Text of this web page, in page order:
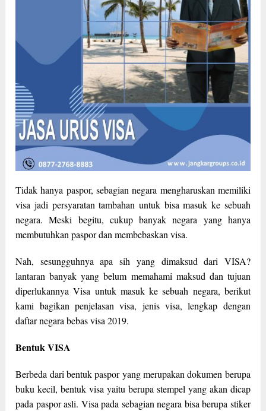
Tidak hanya paspor, sebagian negara mengharuskan memiliki
visa jadi persyaratan tambahan untuk bisa masuk ke sebuah
negara. Meski begitu, cukup banyak negara yang hanya
membutuhkan paspor dan membebaskan visa.
Nah, sesungguhnya apa sih yang dimaksud dari VISA?
lantaran banyak yang belum memahami maksud dan tujuan
diperlukannya Visa untuk masuk ke sebuah negara, berikut
kami bagikan penjelasan visa, jenis visa, lengkap dengan
daftar negara bebas visa 2019.
Bentuk VISA
Berbeda dari bentuk paspor yang merupakan dokumen berupa
buku kecil, bentuk visa yaitu berupa stempel yang akan dicap
pada paspor asli. Visa pada sebagian negara bisa berupa stiker